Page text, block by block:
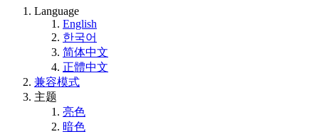
Language
English
한국어
简体中文
正體中文
兼容模式
主题
亮色
暗色